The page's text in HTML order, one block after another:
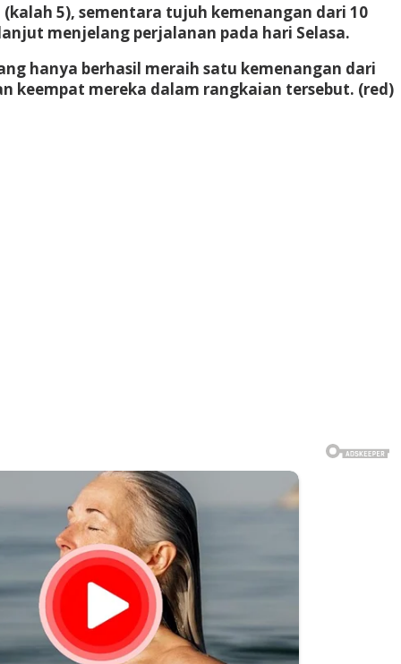
5), sementara tujuh kemenangan dari 10
menjelang perjalanan pada hari Selasa.
hanya berhasil meraih satu kemenangan dari
keempat mereka dalam rangkaian tersebut. (red)